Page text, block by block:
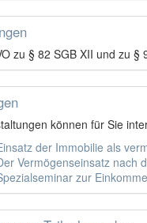
zu § 82 SGB XII und zu §
können für Sie
der Immobilie als
Vermögenseinsatz nach
zur